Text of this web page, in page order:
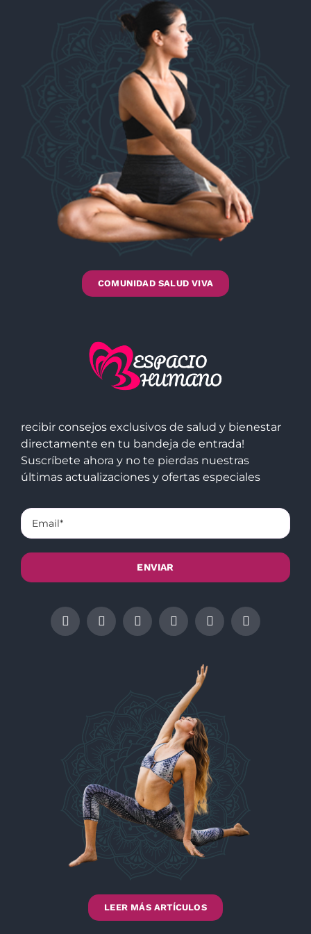
COMUNIDAD SALUD VIVA
recibir consejos exclusivos de salud y bienestar
directamente en tu bandeja de entrada!
Suscríbete ahora y no te pierdas nuestras
últimas actualizaciones y ofertas especiales
LEER MÁS ARTÍCULOS